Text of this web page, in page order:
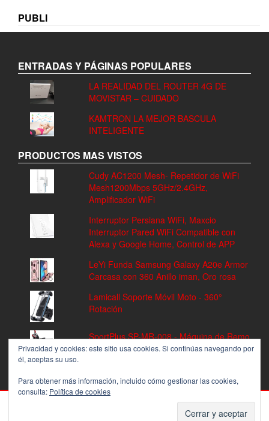
PUBLI
ENTRADAS Y PÁGINAS POPULARES
LA REALIDAD DEL ROUTER 4G DE
MOVISTAR – CUIDADO
KAMTRON LA MEJOR BASCULA
INTELIGENTE
PRODUCTOS MAS VISTOS
Cudy AC1200 Mesh- Repetidor de WiFi
Mesh1200Mbps 5GHz/2.4GHz,
Amplificador WiFi
Interruptor Persiana WiFi, Maxcio
Interruptor Pared WiFi Compatible con
Alexa y Google Home, Control de APP
LeYi Funda Samsung Galaxy A20e Armor
Carcasa con 360 Anillo iman, Oro rosa
Lamicall Soporte Móvil Moto - 360°
Rotación
SportPlus SP-MR-008 - Máquina de Remo
Fitness, Volante de Inercia de 8 kg, 8
THEME:ALPHA STORE
Privacidad y cookies: este sitio usa cookies. Si continúas navegando por
él, aceptas su uso.
Para obtener más información, incluido cómo gestionar las cookies,
consulta: Política de cookies